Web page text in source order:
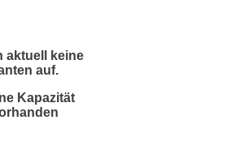
aktuell keine
auf.
Kapazität